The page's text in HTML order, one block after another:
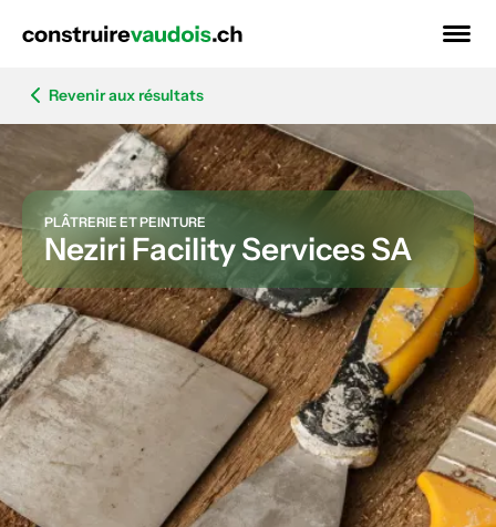
Revenir aux résultats
PLÂTRERIE ET PEINTURE
Neziri Facility Services SA